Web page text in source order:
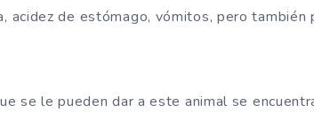
acidez de estómago, vómitos, pero también
se le pueden dar a este animal se